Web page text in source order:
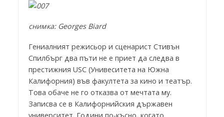
снимка: Georges Biard
Гениалният режисьор и сценарист Стивън
Спилбърг два пъти не е приет да следва в
престижния USC (Унивеситета на Южна
Калифорния) във факултета за кино и театър.
Това обаче не го отказва от мечтата му.
Записва се в Калифорнийския държавен